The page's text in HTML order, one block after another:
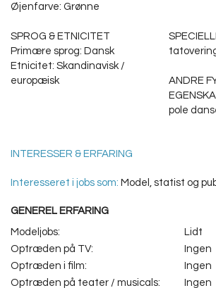
Øjenfarve: Grønne
SPROG & ETNICITET
Primære sprog: Dansk
Etnicitet: Skandinavisk /
europæisk
ANDRE
pole
INTERESSER & ERFARING
Interesseret i jobs som: Model, statist og
GENEREL ERFARING
Modeljobs:
Lidt
Optræden på TV:
Ingen
Optræden i film:
Ingen
Optræden på teater / musicals:
Ingen